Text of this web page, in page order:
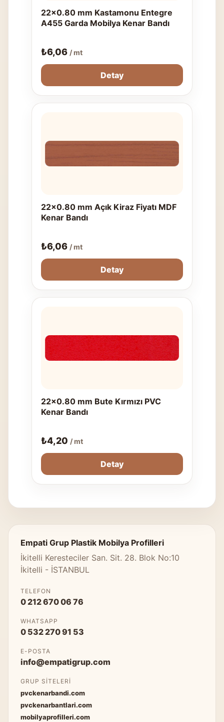
22x0.80 mm Kastamonu Entegre
A455 Garda Mobilya Kenar Bandı
₺6,06 / mt
Detay
22x0.80 mm Açık Kiraz Fiyatı MDF
Kenar Bandı
₺6,06 / mt
Detay
22x0.80 mm Bute Kırmızı PVC
Kenar Bandı
₺4,20 / mt
Detay
Empati Grup Plastik Mobilya Profilleri
İkitelli Keresteciler San. Sit. 28. Blok No:10
İkitelli - İSTANBUL
TELEFON
0 212 670 06 76
WHATSAPP
0 532 270 91 53
E-POSTA
info@empatigrup.com
GRUP SITELERI
pvckenarbandi.com
pvckenarbantlari.com
mobilyaprofilleri.com